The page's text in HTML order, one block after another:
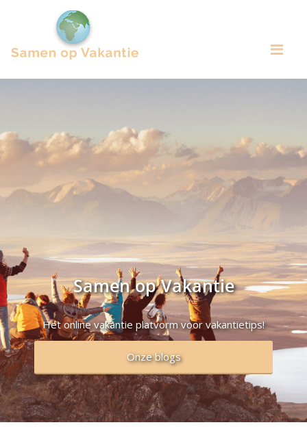
Samen op Vakantie
Het online vakantie platvorm voor vakantietips!
Onze blogs